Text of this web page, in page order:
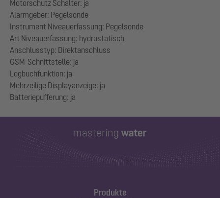
Motorschutz Schalter: ja
Alarmgeber: Pegelsonde
Instrument Niveauerfassung: Pegelsonde
Art Niveauerfassung: hydrostatisch
Anschlusstyp: Direktanschluss
GSM-Schnittstelle: ja
Logbuchfunktion: ja
Mehrzeilige Displayanzeige: ja
Produkte